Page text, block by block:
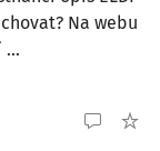
Na webu
...